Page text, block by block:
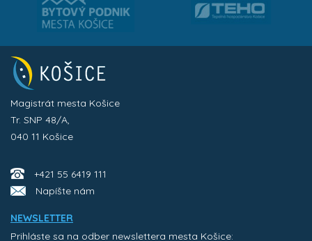
Magistrát mesta Košice
Tr. SNP 48/A,
040 11 Košice
+421 55 6419 111
Napíšte nám
NEWSLETTER
Prihláste sa na odber newslettera mesta Košice: